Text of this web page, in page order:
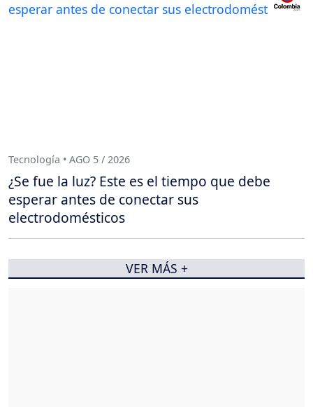
Tecnología • AGO 5 / 2026
¿Se fue la luz? Este es el tiempo que debe
esperar antes de conectar sus
electrodomésticos
VER MÁS +